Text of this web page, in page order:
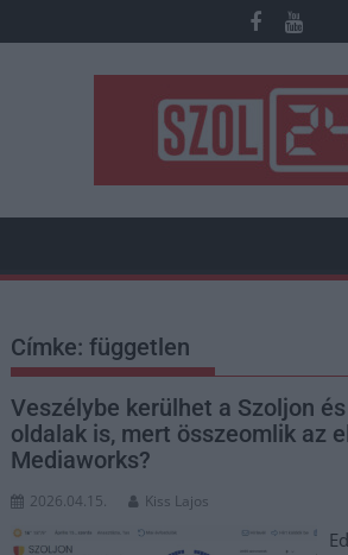
to
Címke:független
Veszélybe kerülhet a Szoljon
oldalak is, mert összeomlik az
Mediaworks?
2026.04.15. Kiss Lajos